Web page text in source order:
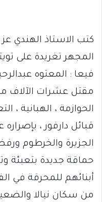
‏كتب الاستاذ الهندي
فيعا : المعتوه
مقتل عشرات الآلاف من
الحوازمة ، الهبانية ،
قبائل دارفور ،
الجزيرة والخرطوم
حماقة جديدة بتعبئة
أبنائهم للمحرقة في
من سكان نيالا